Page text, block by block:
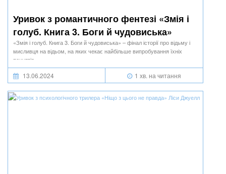
Уривок з романтичного фентезі «Змія і
голуб. Книга 3. Боги й чудовиська»
Шелбі Мег’юрін
«Змія і голуб. Книга 3. Боги й чудовиська» – фінал історії про відьму і
мисливця на відьом, на яких чекає найбільше випробування їхніх
почуттів.
13.06.2024 1 хв. на читання